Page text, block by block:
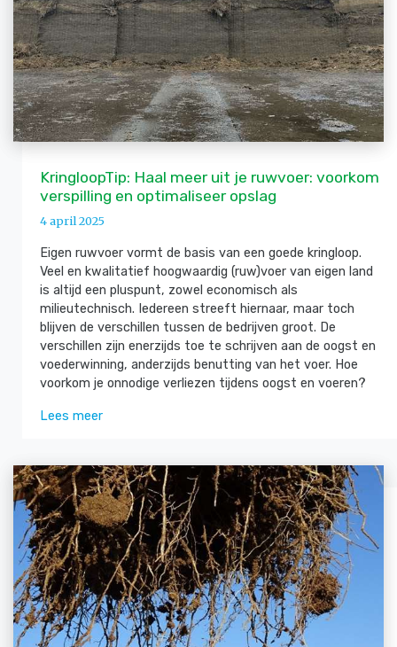
KringloopTip: Haal meer uit je ruwvoer: voorkom
verspilling en optimaliseer opslag
4 april 2025
Eigen ruwvoer vormt de basis van een goede kringloop.
Veel en kwalitatief hoogwaardig (ruw)voer van eigen land
is altijd een pluspunt, zowel economisch als
milieutechnisch. Iedereen streeft hiernaar, maar toch
blijven de verschillen tussen de bedrijven groot. De
verschillen zijn enerzijds toe te schrijven aan de oogst en
voederwinning, anderzijds benutting van het voer. Hoe
voorkom je onnodige verliezen tijdens oogst en voeren?
Lees meer